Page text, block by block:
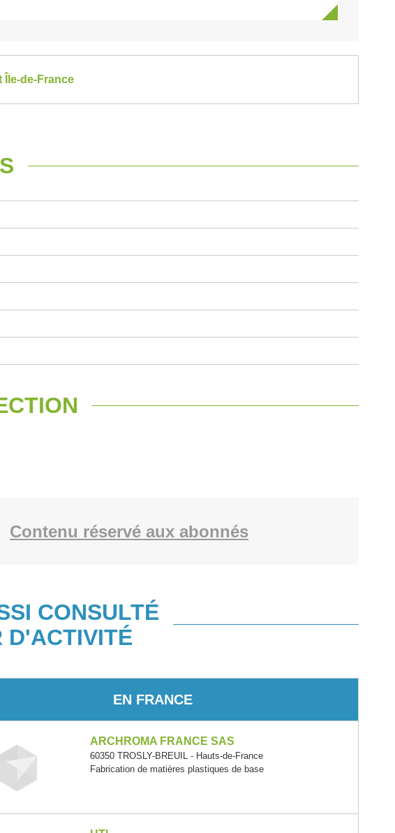
Île-de-France
Contenu réservé aux abonnés
CONSULTÉ
D'ACTIVITÉ
EN FRANCE
ARCHROMA FRANCE SAS
60350 TROSLY-BREUIL - Hauts-de-France
Fabrication de matières plastiques de base